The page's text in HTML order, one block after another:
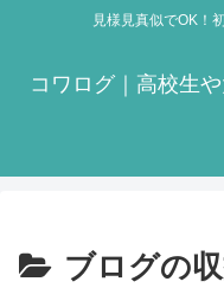
見様見真似でOK！
コワログ｜高校生
ブログの